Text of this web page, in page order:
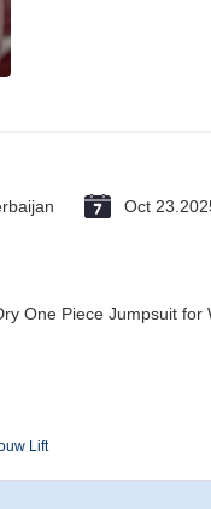
Oct
One Piece Jumpsuit
Lift